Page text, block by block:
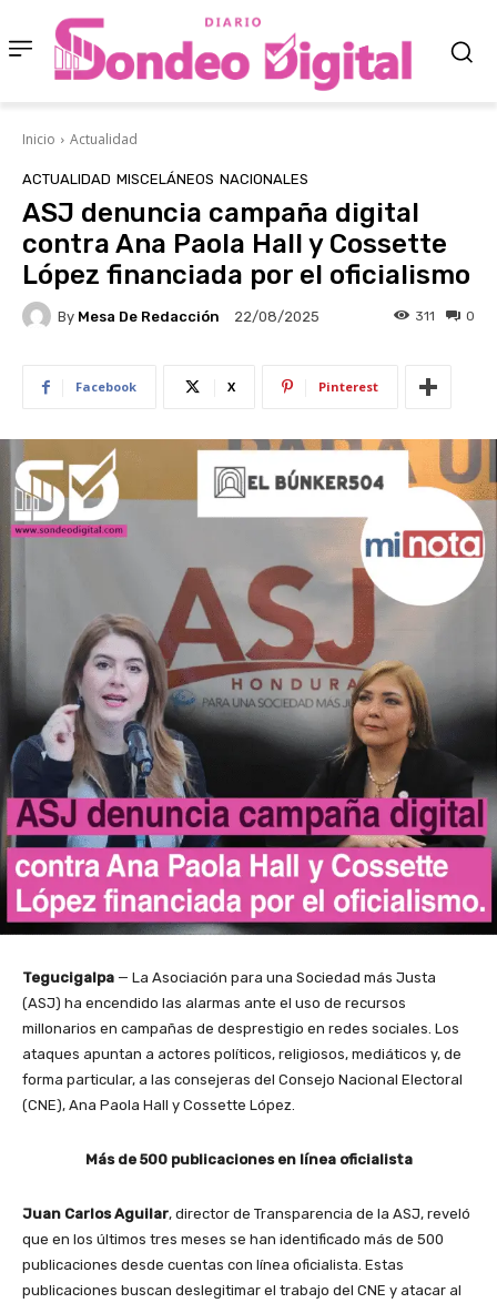
Inicio Actualidad
ACTUALIDAD MISCELÁNEOS NACIONALES
ASJ denuncia campaña digital
contra Ana Paola Hall y Cossette
López financiada por el oficialismo
By Mesa De Redacción 22/08/2025 0
311
Facebook X Pinterest
Tegucigalpa — La Asociación para una Sociedad más Justa
(ASJ) ha encendido las alarmas ante el uso de recursos
millonarios en campañas de desprestigio en redes sociales. Los
ataques apuntan a actores políticos, religiosos, mediáticos y, de
forma particular, a las consejeras del Consejo Nacional Electoral
(CNE), Ana Paola Hall y Cossette López.
Más de 500 publicaciones en línea oficialista
Juan Carlos Aguilar, director de Transparencia de la ASJ, reveló
que en los últimos tres meses se han identificado más de 500
publicaciones desde cuentas con línea oficialista. Estas
publicaciones buscan deslegitimar el trabajo del CNE y atacar al